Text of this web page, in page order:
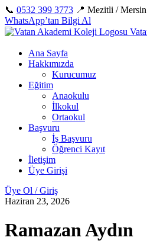
İçeriğe
geç
📞 0532 399 3773 📍 Mezitli / Mersin
WhatsApp’tan Bilgi Al
Ana Sayfa
Hakkımızda
Kurucumuz
Eğitim
Anaokulu
İlkokul
Ortaokul
Başvuru
İş Başvuru
Öğrenci Kayıt
İletişim
Üye Girişi
Üye Ol / Giriş
Haziran 23, 2026
Ramazan Aydın